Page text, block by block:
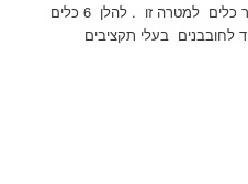
כתבה שימושית בחנה ובדקה מספר כלים למטרה זו . להלן 6 כלים
לחובבנים בעלי תקציבים